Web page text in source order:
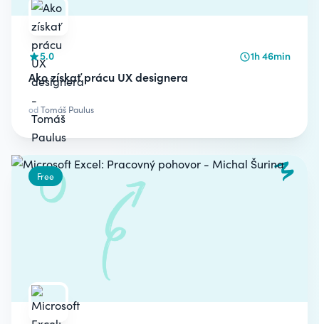
5.0 1h 46min
Ako získať prácu UX designera
odTomáš Paulus
Free